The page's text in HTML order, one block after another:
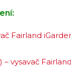
Fairland
– vysavač